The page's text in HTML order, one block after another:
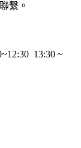
繫。
13:30 ~